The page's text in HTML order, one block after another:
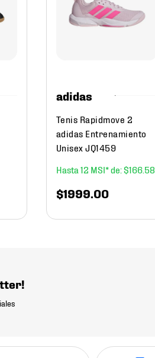
adidas
Tenis Rapidmove 2
adidas Entrenamiento
Unisex JQ1459
12
$166. 58
$1999.00